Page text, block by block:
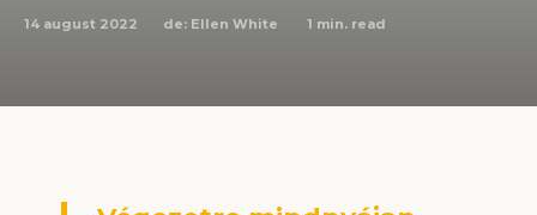
14 august 2022 de: Ellen White 1 min. read